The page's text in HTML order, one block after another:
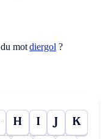
du motdiergol ?
H I J K